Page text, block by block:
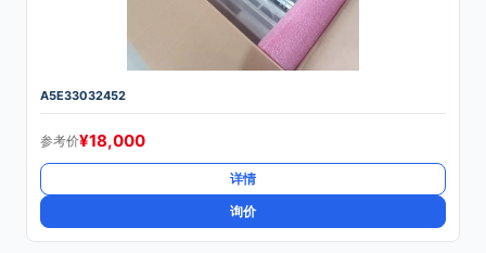
A5E33032452
参考价¥18,000
详情
询价